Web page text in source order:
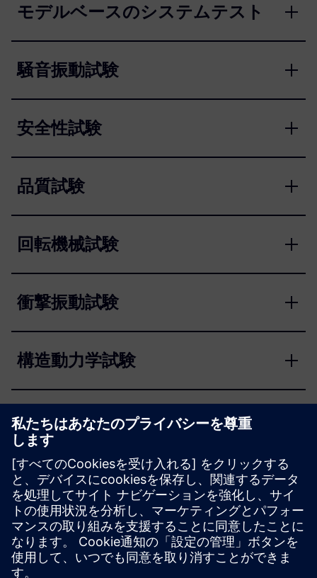
モデルベースのシステムテスト
騒音振動試験
安全性試験
品質試験
回転機械試験
衝撃振動試験
構造動力学試験
熱特性評価
伝達経路解析
試験データの管理と解析